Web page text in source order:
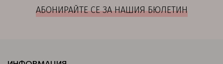
АБОНИРАЙТЕ СЕ ЗА НАШИЯ БЮЛЕТИН